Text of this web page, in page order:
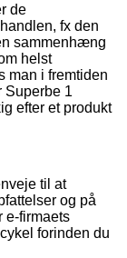
de
fx den
sammenhæng
helst
man i fremtiden
Superbe 1
efter et produkt
til at
og på
e-firmaets
forinden du